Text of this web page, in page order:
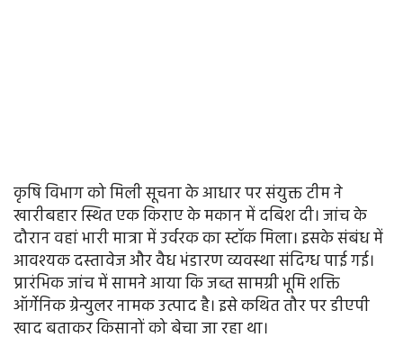
कृषि विभाग को मिली सूचना के आधार पर संयुक्त टीम ने
खारीबहार स्थित एक किराए के मकान में दबिश दी। जांच के
दौरान वहां भारी मात्रा में उर्वरक का स्टॉक मिला। इसके संबंध में
आवश्यक दस्तावेज और वैध भंडारण व्यवस्था संदिग्ध पाई गई।
प्रारंभिक जांच में सामने आया कि जब्त सामग्री भूमि शक्ति
ऑर्गेनिक ग्रेन्युलर नामक उत्पाद है। इसे कथित तौर पर डीएपी
खाद बताकर किसानों को बेचा जा रहा था।